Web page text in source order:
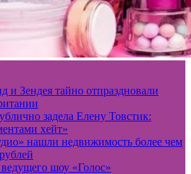
и Зендея тайно отпраздновали
задела Елену Товстик:
хейт»
нашли недвижимость более чем
шоу «Голос»